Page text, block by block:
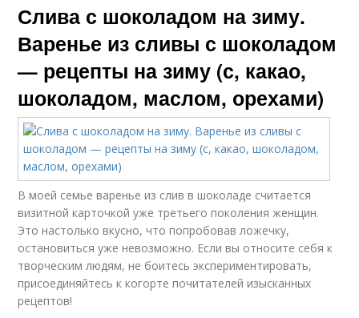
Слива с шоколадом на зиму.
Варенье из сливы с шоколадом
— рецепты на зиму (с, какао,
шоколадом, маслом, орехами)
В моей семье варенье из слив в шоколаде считается
визитной карточкой уже третьего поколения женщин.
Это настолько вкусно, что попробовав ложечку,
остановиться уже невозможно. Если вы относите себя к
творческим людям, не боитесь экспериментировать,
присоединяйтесь к когорте почитателей изысканных
рецептов!